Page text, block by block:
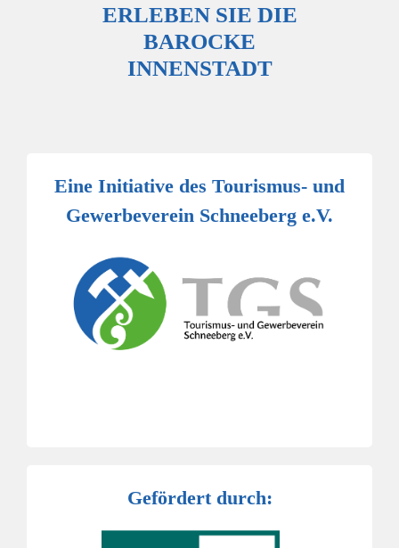
ERLEBEN SIE DIE
BAROCKE
INNENSTADT
Eine Initiative des Tourismus- und
Gewerbeverein Schneeberg e.V.
Gefördert durch: